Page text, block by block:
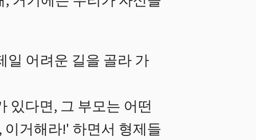
일 어려운 길을 골라 가
있다면, 그 부모는 어떤
거해라!' 하면서 형제들